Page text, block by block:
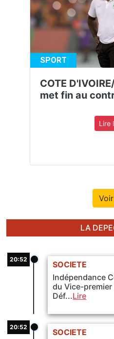
SPORT
COTE
met fin au
Lire
LA
SOCIETE
Indépendance
du Vice-
Déf...Lire
20:52
SOCIETE
20:52